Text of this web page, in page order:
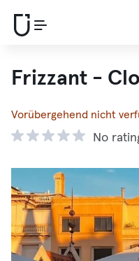
Frizzant -
Vorübergehend nicht
No